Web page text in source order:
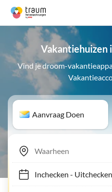
Vakantiehuizen
Vind je droom-
Aanvraag Doen
Inchecken- Uitchecken